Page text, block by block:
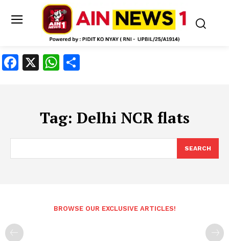
Facebook
X WhatsApp
Tag: Delhi NCR flats
SEARCH
BROWSE OUR EXCLUSIVE ARTICLES!